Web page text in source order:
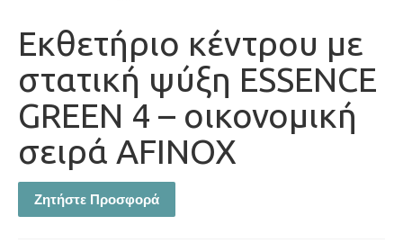
Εκθετήριο κέντρου με
στατική ψύξη ESSENCE
GREEN 4 – οικονομική
σειρά AFINOX
Ζητήστε Προσφορά